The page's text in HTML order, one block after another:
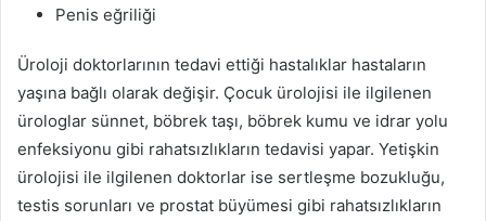
Penis eğriliği
Üroloji doktorlarının tedavi ettiği hastalıklar hastaların
yaşına bağlı olarak değişir. Çocuk ürolojisi ile ilgilenen
ürologlar sünnet, böbrek taşı, böbrek kumu ve idrar yolu
enfeksiyonu gibi rahatsızlıkların tedavisi yapar. Yetişkin
ürolojisi ile ilgilenen doktorlar ise sertleşme bozukluğu,
testis sorunları ve prostat büyümesi gibi rahatsızlıkların